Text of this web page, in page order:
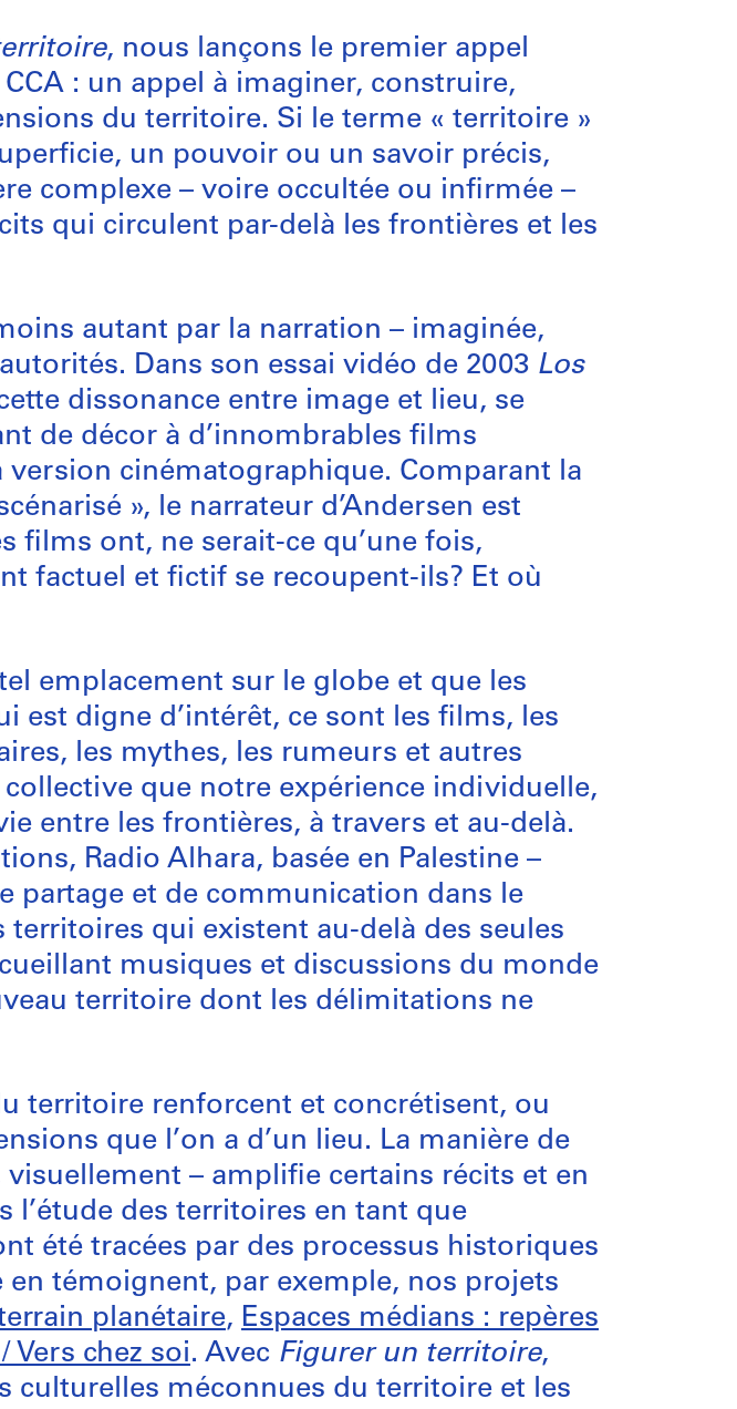
, nous lançons le premier appel
: un appel à imaginer, construire,
du territoire. Si le terme « territoire »
un pouvoir ou un savoir précis,
complexe – voire occultée ou infirmée –
qui circulent par-delà les frontières et les
autant par la narration – imaginée,
Dans son essai vidéo de 2003 Los
dissonance entre image et lieu, se
de décor à d’innombrables films
cinématographique. Comparant la
», le narrateur d’Andersen est
films ont, ne serait-ce qu’une fois,
factuel et fictif se recoupent-ils? Et où
emplacement sur le globe et que les
est digne d’intérêt, ce sont les films, les
les mythes, les rumeurs et autres
que notre expérience individuelle,
entre les frontières, à travers et au-delà.
Radio Alhara, basée en Palestine –
partage et de communication dans le
qui existent au-delà des seules
musiques et discussions du monde
territoire dont les délimitations ne
territoire renforcent et concrétisent, ou
que l’on a d’un lieu. La manière de
– amplifie certains récits et en
l’étude des territoires en tant que
été tracées par des processus historiques
témoignent, par exemple, nos projets
planétaire, Espaces médians : repères
chez soi. Avec Figurer un territoire,
culturelles méconnues du territoire et les